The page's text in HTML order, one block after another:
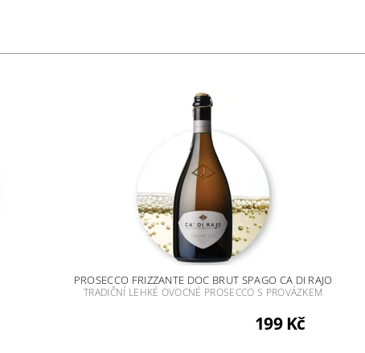
PROSECCO FRIZZANTE DOC BRUT SPAGO CA DI RAJO
TRADIČNÍ LEHKÉ OVOCNÉ PROSECCO S PROVÁZKEM
199 Kč